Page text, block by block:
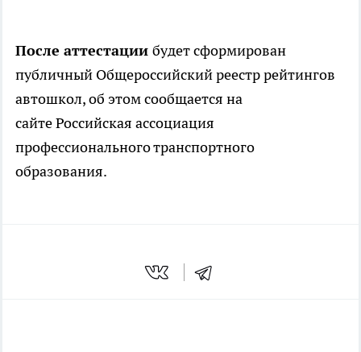
После аттестации будет сформирован
публичный Общероссийский реестр рейтингов
автошкол, об этом сообщается на
сайте Российская ассоциация
профессионального транспортного
образования.